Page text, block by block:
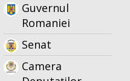
Guvernul
Romaniei
Senat
Camera